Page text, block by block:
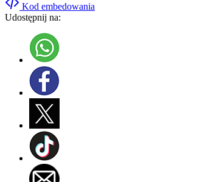
Kod embedowania
Udostępnij na: